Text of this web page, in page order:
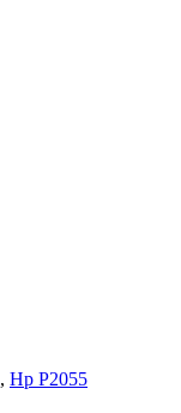
, Hp P2055